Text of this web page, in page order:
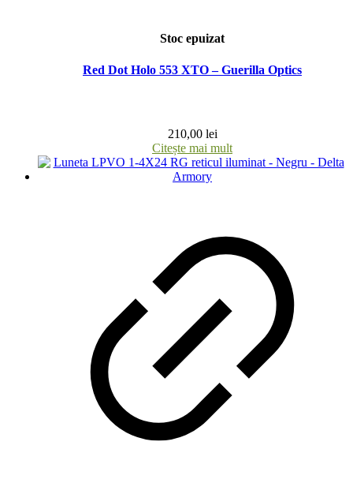
Stoc epuizat
Red Dot Holo 553 XTO – Guerilla Optics
210,00 lei
Citește mai mult